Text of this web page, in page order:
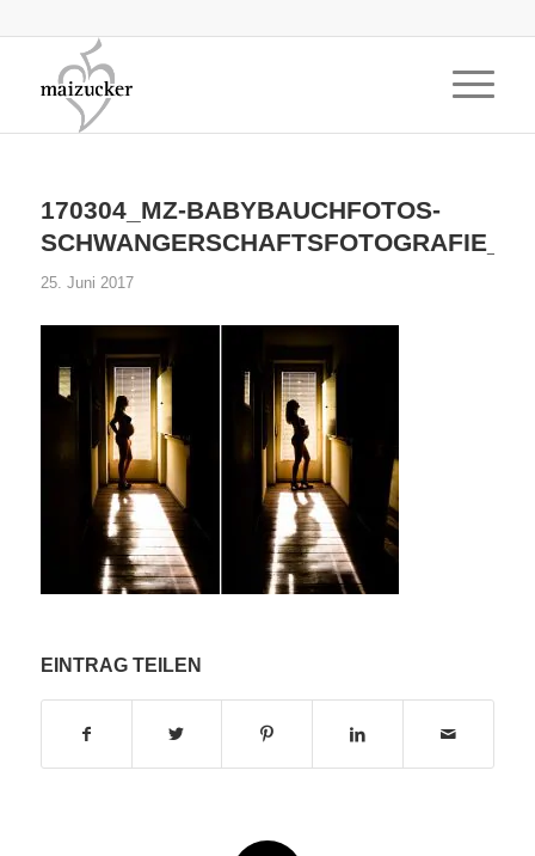
170304_MZ-BABYBAUCHFOTOS-
SCHWANGERSCHAFTSFOTOGRAFIE_05
25. Juni 2017
EINTRAG TEILEN